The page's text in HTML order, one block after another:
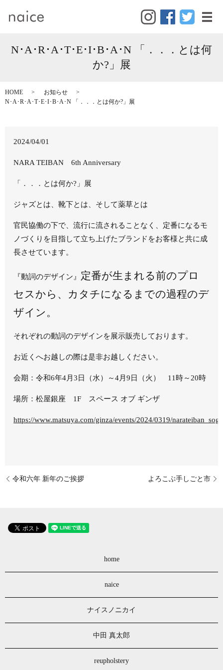
メ
N･A･R･A･T･E･I･B･A･N 「．．．とは何
か?」展
HOME
お知らせ
N･A･R･A･T･E･I･B･A･N 「．．．とは何か?」展
2024/04/01
NARA TEIBAN 6th Anniversary
「．．．とは何か?」展
ジャズとは、靴下とは、そして薬草とは
官民協働の下で、流行に流されることなく、定番になるモ
ノづくりを目指して立ち上げたブランドをお客様と共に成
長させています。
『動詞のデザイン』 定番が生まれる前のプロ
セスから、カタチになるまでの過程のデ
ザイン。
それぞれの動詞のデザインを展示販売しております。
お近くへお越しの際は是非お越しください。
会期：令和6年4月3日（水）～4月9日（火） 11時～20時
場所：松屋銀座 1F スペース オブ ギンザ
https://www.matsuya.com/ginza/events/2024/0319/narateiban_sog/
令和六年 新年のご挨拶 よろこぶ手しごと市
home
naice
ナイスノニカイ
中田 真太郎
reupholstery